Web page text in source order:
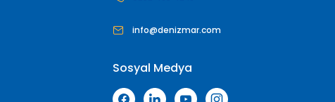
info@denizmar.com
Sosyal Medya